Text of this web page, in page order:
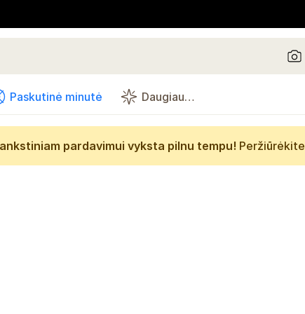
Paskutinė minutė Daugiau…
pardavimui vyksta pilnu tempu! Peržiūrėkite